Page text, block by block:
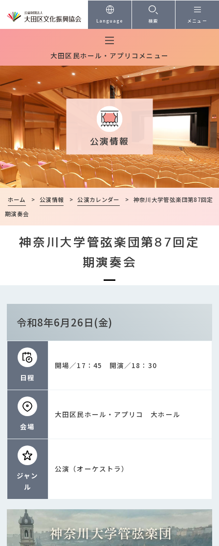
本文へ
Language 検索 メニュー
大田区民ホール・アプリコメニュー
公演情報
ホーム > 公演情報 > 公演カレンダー >
神奈川大学管弦楽団第87回定
期演奏会
神奈川大学管弦楽団第87回定
期演奏会
令和8年6月26日(金)
日程
開場／17：45 開演／18：30
会場
大田区民ホール・アプリコ 大ホール
ジャン
ル
公演（オーケストラ）